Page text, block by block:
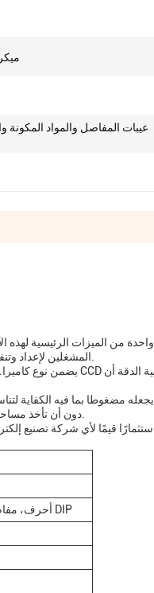
10
عيبات المفاصل والمواد المكونة
واحدة من الميزات الرئيسية لهذه
جسد مكونات CHIP، مفاصل لحام مكونات CHIP، أحرف، مفاصل لحام DIP